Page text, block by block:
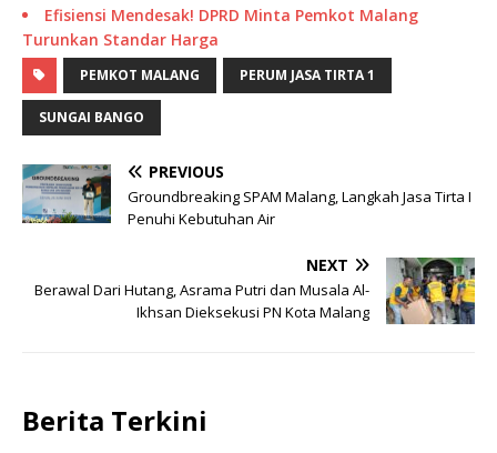
Efisiensi Mendesak! DPRD Minta Pemkot Malang
Turunkan Standar Harga
PEMKOT MALANG PERUM JASA TIRTA 1
SUNGAI BANGO
PREVIOUS
Groundbreaking SPAM Malang, Langkah Jasa Tirta I
Penuhi Kebutuhan Air
NEXT
Berawal Dari Hutang, Asrama Putri dan Musala Al-
Ikhsan Dieksekusi PN Kota Malang
Berita Terkini